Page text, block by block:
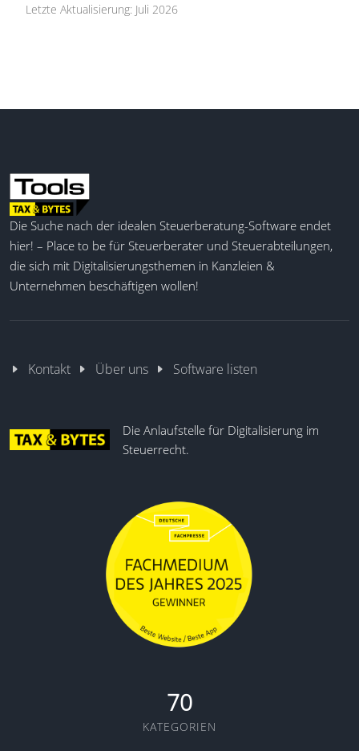
Letzte Aktualisierung: Juli 2026
Die Suche nach der idealen Steuerberatung-Software endet
hier! – Place to be für Steuerberater und Steuerabteilungen,
die sich mit Digitalisierungsthemen in Kanzleien &
Unternehmen beschäftigen wollen!
Kontakt Über uns Software listen
Die Anlaufstelle für Digitalisierung im
Steuerrecht.
70
KATEGORIEN